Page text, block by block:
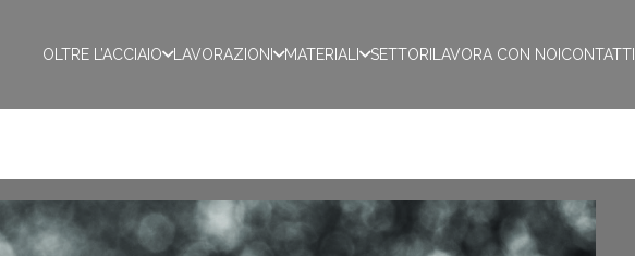
OLTRE L’ACCIAIO LAVORAZIONI MATERIALI SETTORI LAVORA CON NOI CONTATTI